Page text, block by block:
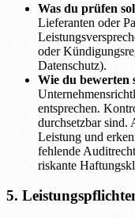
Was du prüfen
Lieferanten oder
oder
Datenschutz).
Wie du bewerten
entsprechen.
durchsetzbar sind.
Leistung und
fehlende
riskante
5.